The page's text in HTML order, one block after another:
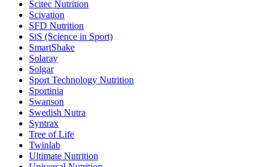
Scitec Nutrition
Scivation
SFD Nutrition
SiS (Science in Sport)
SmartShake
Solaray
Solgar
Sport Technology Nutrition
Sportinia
Swanson
Swedish Nutra
Syntrax
Tree of Life
Twinlab
Ultimate Nutrition